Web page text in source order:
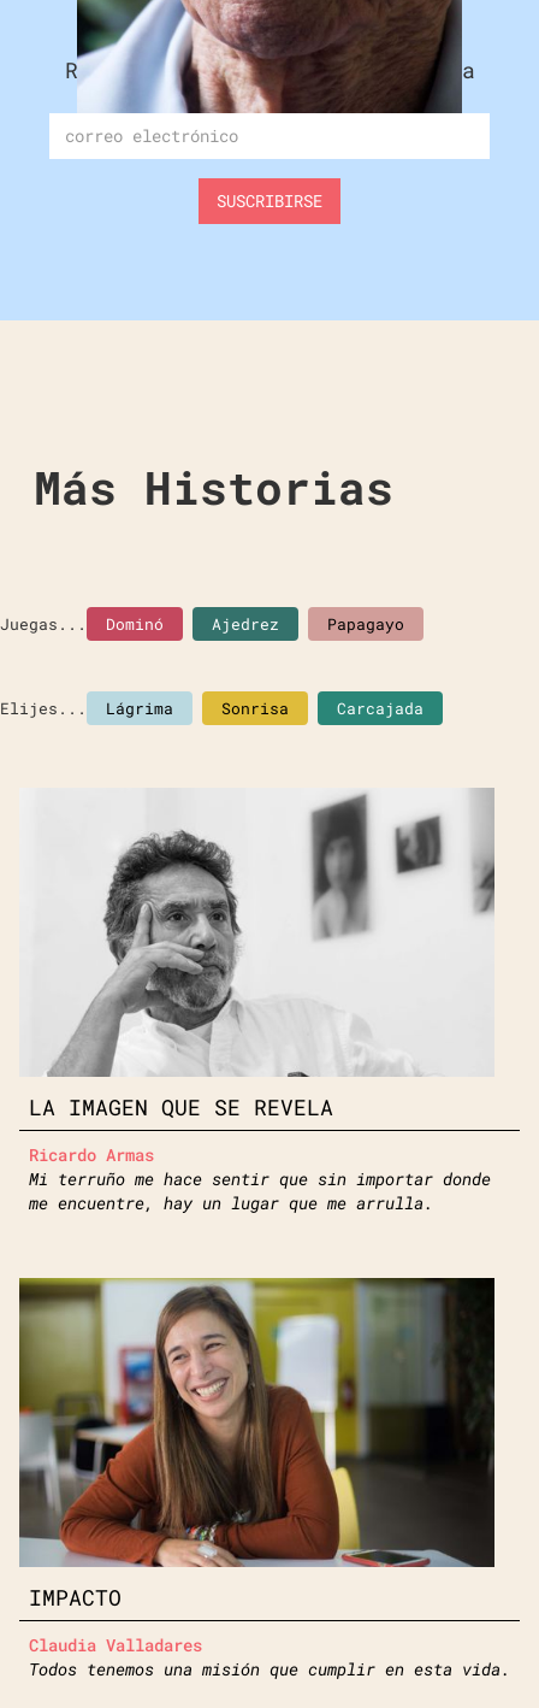
Recibe una historia a la semana
Más Historias
Juegas... Dominó Ajedrez Papagayo
Elijes... Lágrima Sonrisa Carcajada
LA IMAGEN QUE SE REVELA
Ricardo Armas
Mi terruño me hace sentir que sin importar donde
me encuentre, hay un lugar que me arrulla.
IMPACTO
Claudia Valladares
Todos tenemos una misión que cumplir en esta vida.